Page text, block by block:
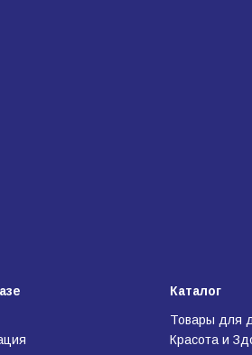
Каталог
Товары для
Красота и